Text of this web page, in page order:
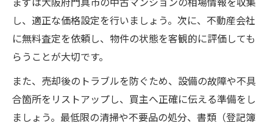
し、適正な価格設定を行いましょう。次に、不動産会社
に無料査定を依頼し、物件の状態を客観的に評価しても
らうことが大切です。
また、売却後のトラブルを防ぐため、設備の故障や不具
合箇所をリストアップし、買主へ正確に伝える準備をし
ましょう。最低限の清掃や不要品の処分、書類（登記簿